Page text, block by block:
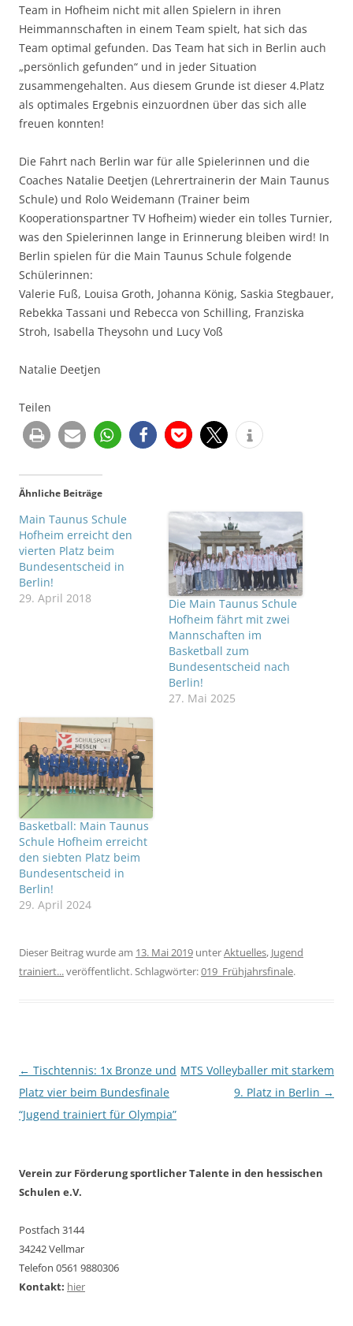
Team in Hofheim nicht mit allen Spielern in ihren
Heimmannschaften in einem Team spielt, hat sich das
Team optimal gefunden. Das Team hat sich in Berlin auch
„persönlich gefunden“ und in jeder Situation
zusammengehalten. Aus diesem Grunde ist dieser 4.Platz
als optimales Ergebnis einzuordnen über das sich alle
freuen konnten!
Die Fahrt nach Berlin war für alle Spielerinnen und die
Coaches Natalie Deetjen (Lehrertrainerin der Main Taunus
Schule) und Rolo Weidemann (Trainer beim
Kooperationspartner TV Hofheim) wieder ein tolles Turnier,
was den Spielerinnen lange in Erinnerung bleiben wird! In
Berlin spielen für die Main Taunus Schule folgende
Schülerinnen:
Valerie Fuß, Louisa Groth, Johanna König, Saskia Stegbauer,
Rebekka Tassani und Rebecca von Schilling, Franziska
Stroh, Isabella Theysohn und Lucy Voß
Natalie Deetjen
Teilen
Ähnliche Beiträge
Main Taunus Schule
Hofheim erreicht den
vierten Platz beim
Bundesentscheid in
Berlin!
29. April 2018
Die Main Taunus Schule
Hofheim fährt mit zwei
Mannschaften im
Basketball zum
Bundesentscheid nach
Berlin!
27. Mai 2025
Basketball: Main Taunus
Schule Hofheim erreicht
den siebten Platz beim
Bundesentscheid in
Berlin!
29. April 2024
Dieser Beitrag wurde am 13. Mai 2019 unterAktuelles, Jugend
trainiert... veröffentlicht. Schlagwörter:019_Frühjahrsfinale.
Beitragsnavigation
← Tischtennis: 1x Bronze und
Platz vier beim Bundesfinale
“Jugend trainiert für Olympia”
MTS Volleyballer mit starkem
9. Platz in Berlin →
Verein zur Förderung sportlicher Talente in den hessischen
Schulen e.V.
Postfach 3144
34242 Vellmar
Telefon 0561 9880306
Kontakt: hier